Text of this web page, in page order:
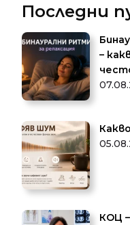
Последни
–
КОЦ